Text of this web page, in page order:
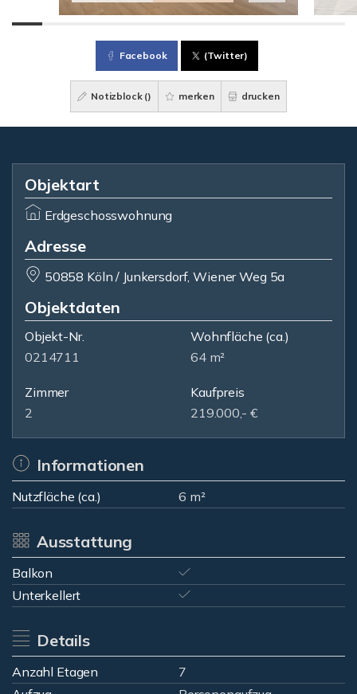
Facebook (Twitter)
Notizblock () merken drucken
Objektart
Erdgeschosswohnung
Adresse
50858 Köln / Junkersdorf, Wiener Weg 5a
Objektdaten
Objekt-Nr.
0214711
Wohnfläche (ca.)
64 m²
Zimmer
2
Kaufpreis
219.000,- €
Informationen
Nutzfläche (ca.) 6 m²
Ausstattung
Balkon
Unterkellert
Details
Anzahl Etagen
7